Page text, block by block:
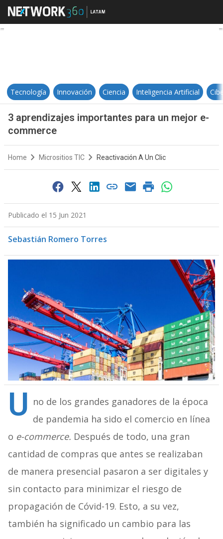
3 aprendizajes importantes para
Tecnología Innovación Ciencia Inteligencia Artificial
3 aprendizajes importantes para un mejor e-
commerce
Home Micrositios TIC Reactivación A Un Clic
Publicado el 15 Jun 2021
Sebastián Romero Torres
U no de los grandes ganadores de la época
de pandemia ha sido el comercio en línea
o e-commerce. Después de todo, una gran
cantidad de compras que antes se realizaban
de manera presencial pasaron a ser digitales y
sin contacto para minimizar el riesgo de
propagación de Cóvid-19. Esto, a su vez,
también ha significado un cambio para las